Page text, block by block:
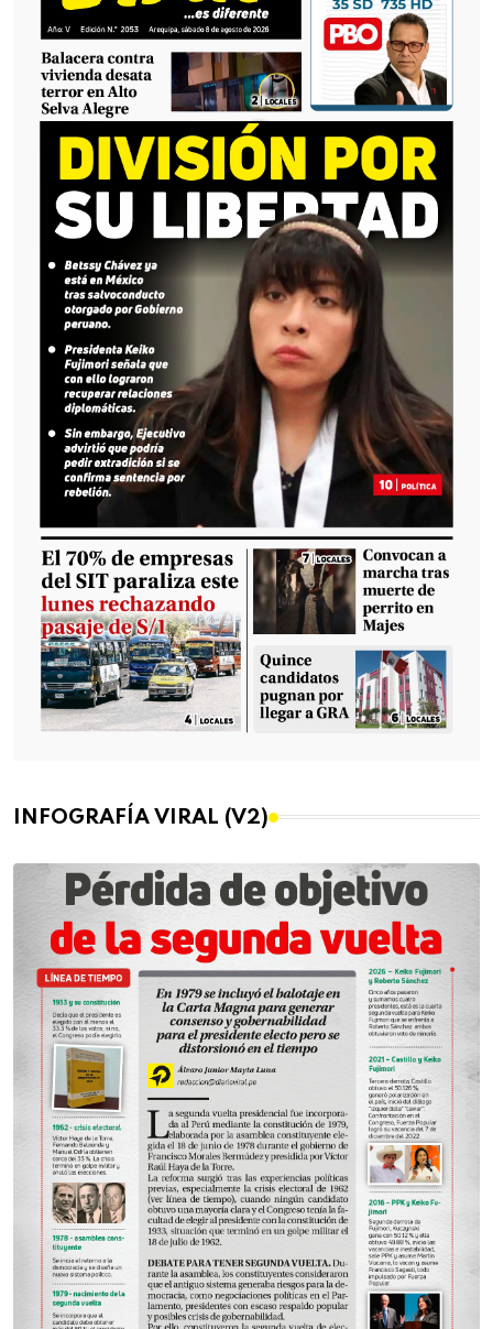
INFOGRAFÍA VIRAL (V2)